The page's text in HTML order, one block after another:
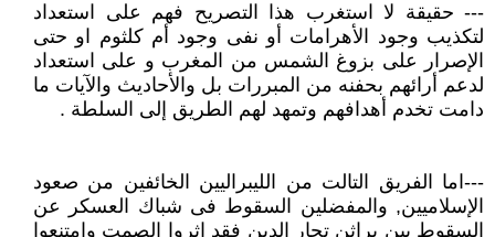
--- حقيقة لا استغرب هذا التصريح فهم على استعداد
لتكذيب وجود الأهرامات أو نفى وجود أم كلثوم او حتى
الإصرار على بزوغ الشمس من المغرب و على استعداد
لدعم أرائهم بحفنه من المبررات بل والأحاديث والآيات ما
دامت تخدم أهدافهم وتمهد لهم الطريق إلى السلطة .
---اما الفريق التالت من الليبراليين الخائفين من صعود
الإسلاميين, والمفضلين السقوط فى شباك العسكر عن
السقوط بين براثن تجار الدين فقد اثروا الصمت وامتنعوا